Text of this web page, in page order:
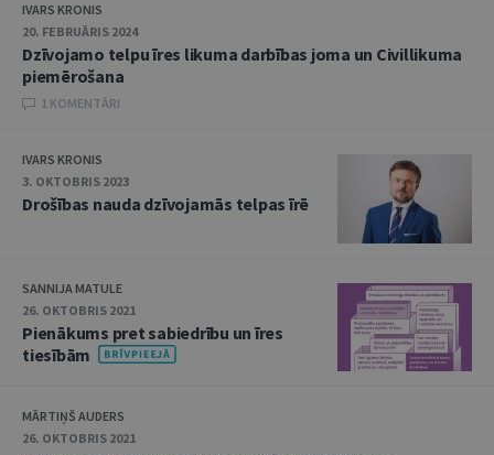
IVARS KRONIS
20. FEBRUĀRIS 2024
Dzīvojamo telpu īres likuma darbības joma un Civillikuma
piemērošana
1 KOMENTĀRI
IVARS KRONIS
3. OKTOBRIS 2023
Drošības nauda dzīvojamās telpas īrē
SANNIJA MATULE
26. OKTOBRIS 2021
Pienākums pret sabiedrību un īres
tiesībām
MĀRTIŅŠ AUDERS
26. OKTOBRIS 2021